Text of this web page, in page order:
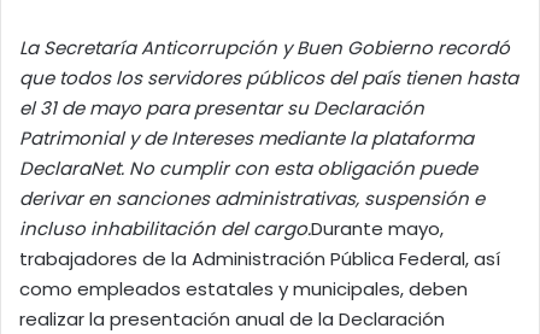
La Secretaría Anticorrupción y Buen Gobierno recordó
que todos los servidores públicos del país tienen hasta
el 31 de mayo para presentar su Declaración
Patrimonial y de Intereses mediante la plataforma
DeclaraNet. No cumplir con esta obligación puede
derivar en sanciones administrativas, suspensión e
incluso inhabilitación del cargo.Durante mayo,
trabajadores de la Administración Pública Federal, así
como empleados estatales y municipales, deben
realizar la presentación anual de la Declaración